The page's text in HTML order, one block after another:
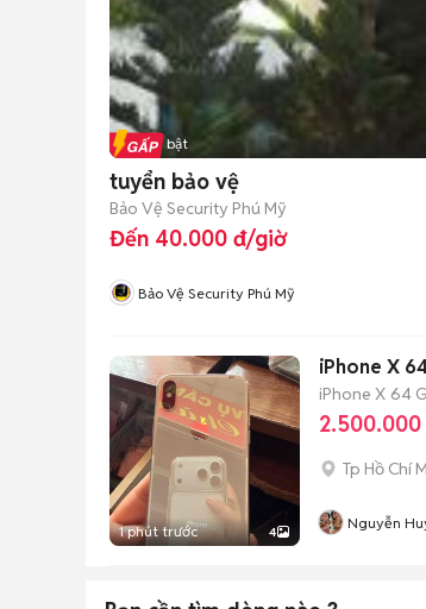
Tin nổi bật
tuyển bảo vệ
Bảo Vệ Security Phú Mỹ
Đến 40.000 đ/giờ
Bảo Vệ Security Phú Mỹ
1 phút trước 4
iPhone X
iPhone X 64
Tp Hồ Chí
Nguyễn